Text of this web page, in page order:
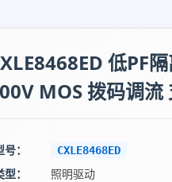
低PF
MOS 拨码调流
： CXLE8468ED
：
照明驱动